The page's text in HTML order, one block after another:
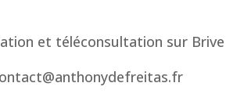
et téléconsultation sur Brive